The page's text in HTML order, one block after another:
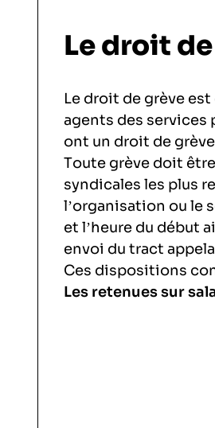
Le droit
Le droit de grève
agents des services
ont un droit de
Toute grève doit
syndicales les plus
l’organisation ou le
et l’heure du début
envoi du tract
Ces dispositions
Les retenues sur